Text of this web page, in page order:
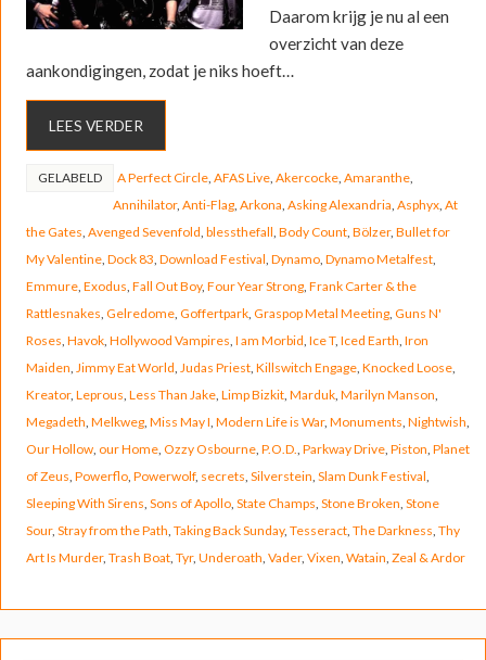
Daarom krijg je nu al een
overzicht van deze
aankondigingen, zodat je niks hoeft…
LEES VERDER
GELABELD A Perfect Circle, AFAS Live, Akercocke, Amaranthe,
Annihilator, Anti-Flag, Arkona Asking Alexandria Asphyx, At
the Gates Avenged Sevenfold blessthefall Body Count, Bölzer, Bullet for
My Valentine, Dock 83 Download Festival Dynamo, Dynamo Metalfest,
Emmure, Exodus Fall Out Boy, Four Year Strong, Frank Carter & the
Rattlesnakes Gelredome, Goffertpark, Graspop Metal Meeting, Guns N'
Roses Havok, Hollywood Vampires I am Morbid Ice T, Iced Earth Iron
Maiden Jimmy Eat World Judas Priest, Killswitch Engage, Knocked Loose,
Kreator, Leprous Less Than Jake, Limp Bizkit, Marduk, Marilyn Manson
Megadeth Melkweg, Miss May I Modern Life is War, Monuments Nightwish
Our Hollow, our Home, Ozzy Osbourne, P.O.D. Parkway Drive, Piston Planet
of Zeus Powerflo, Powerwolf, secrets Silverstein Slam Dunk Festival
Sleeping With Sirens Sons of Apollo, State Champs Stone Broken Stone
Sour, Stray from the Path Taking Back Sunday, Tesseract, The Darkness Thy
Art Is Murder, Trash Boat, Tyr, Underoath Vader, Vixen Watain Zeal & Ardor